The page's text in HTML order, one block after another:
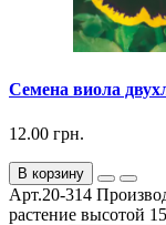
Семена виола
12.00 грн.
В корзину
Арт.20-314
растение высотой